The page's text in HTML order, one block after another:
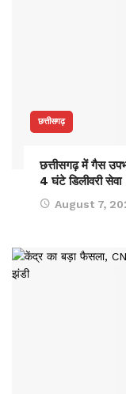
छत्तीसगढ़
छत्तीसगढ़ में गैस
4 घंटे डिलीवरी सेवा
August 7,